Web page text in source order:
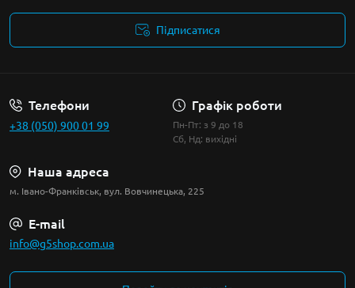
Підписатися
Телефони
+38 (050) 900 01 99
Графік роботи
Пн-Пт: з 9 до 18
Сб, Нд: вихідні
Наша адреса
м. Івано-Франківськ, вул. Вовчинецька, 225
E-mail
info@g5shop.com.ua